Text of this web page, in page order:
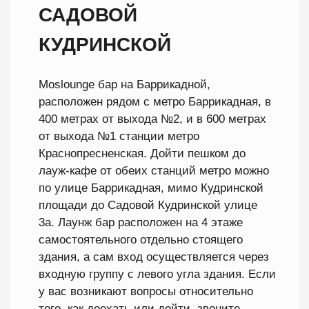
входную группу с левого угла здания. Если
у вас возникают вопросы относительно
того, как доехать или дойти, звоните
администратору заведения по номеру
+7 (980) 888-51-51 или пишите в МАКС, и
Московский лаунж бар на Баррикадной
обладает рядом преимуществ, которые
делают кафе особенно привлекательным
во всём Пресненском районе города
Как добраться